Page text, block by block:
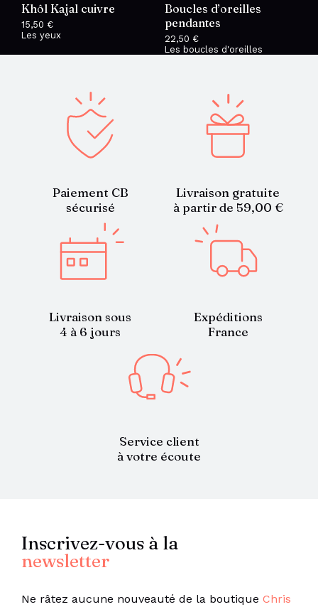
Khôl Kajal cuivre
15,50 €
Les yeux
Boucles d’oreilles
pendantes
22,50 €
Les boucles d'oreilles
Paiement CB
sécurisé
Livraison gratuite
à partir de 59,00 €
Livraison sous
4 à 6 jours
Expéditions
France
Service client
à votre écoute
Inscrivez-vous à la
newsletter
Ne râtez aucune nouveauté de la boutique Chris